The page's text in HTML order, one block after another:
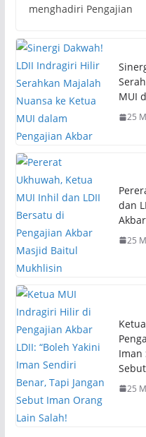
menghadiri Pengajian
MUI
25
dan
25
Iman
25